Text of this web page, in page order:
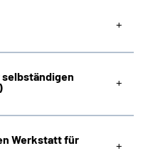
Werkstatt für